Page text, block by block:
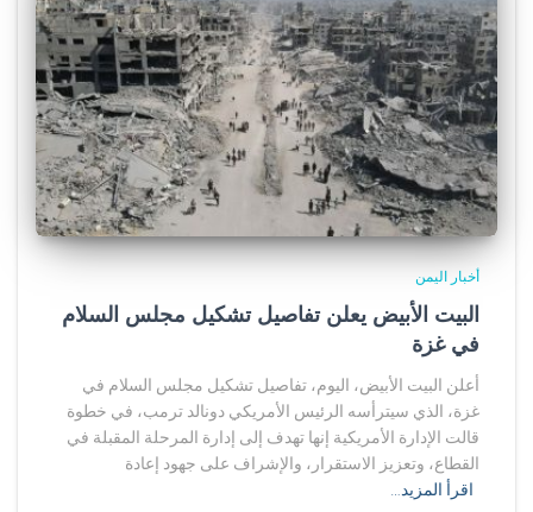
أخبار اليمن
البيت الأبيض يعلن تفاصيل تشكيل مجلس السلام
في غزة
أعلن البيت الأبيض، اليوم، تفاصيل تشكيل مجلس السلام في
غزة، الذي سيترأسه الرئيس الأمريكي دونالد ترمب، في خطوة
قالت الإدارة الأمريكية إنها تهدف إلى إدارة المرحلة المقبلة في
القطاع، وتعزيز الاستقرار، والإشراف على جهود إعادة
اقرأ المزيد…